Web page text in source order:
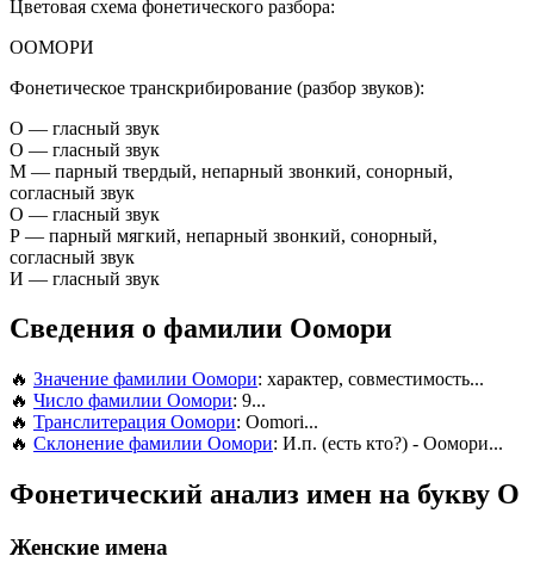
Цветовая схема фонетического разбора:
ООМОРИ
Фонетическое транскрибирование (разбор звуков):
О — гласный звук
О — гласный звук
М — парный твердый, непарный звонкий, сонорный,
согласный звук
О — гласный звук
Р — парный мягкий, непарный звонкий, сонорный,
согласный звук
И — гласный звук
Сведения о фамилии Оомори
🔥 Значение фамилии Оомори: характер, совместимость...
🔥 Число фамилии Оомори: 9...
🔥 Транслитерация Оомори: Oomori...
🔥 Склонение фамилии Оомори: И.п. (есть кто?) - Оомори...
Фонетический анализ имен на букву О
Женские имена